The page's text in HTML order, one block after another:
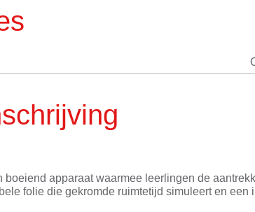
boeiend apparaat waarmee leerlingen de
folie die gekromde ruimtetijd simuleert en